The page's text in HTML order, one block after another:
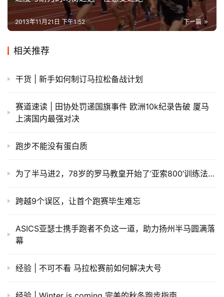
下一篇
2013年11月21日 下午1:52
相关推荐
干货 | 新手如何制订马拉松备战计划
赛道速读 | 田协处罚递国旗事件 欧洲10k纪录告破 厦马
上演国内最强对决
跑步不能没有蛋白质
为了半马进2，78岁的罗马教皇开始了’亚索800’训练法…
跨越9个误区，让首个跑赛毕生难忘
ASICS亚瑟士携手跑者不负这一道，助力扬州半马圆满落
幕
经验 | 不可不看 马拉松赛前如何解决大号